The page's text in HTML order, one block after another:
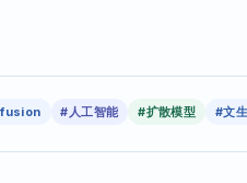
#人工智能 #扩散模型 #文